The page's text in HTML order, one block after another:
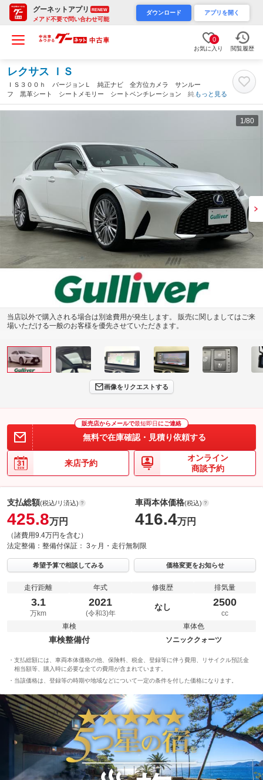
グーネットアプリ RENEW
メアド不要で問い合わせ可能
ダウンロード アプリを開く
0
お気に入り 閲覧履歴
レクサス ＩＳ
ＩＳ３００ｈ バージョンＬ 純正ナビ 全方位カメラ サンルー
フ 黒革シート シートメモリー シートベンチレーション 純正
１９インチアルミホイール 社外前後ドラレコ 社外レーダー コ
ーナーセンサー ＬＥＤヘッドライト ＥＴＣ２．０（岡山県）
もっと見る
1 /80
当店以外で購入される場合は別途費用が発生します。 販売に関しましてはご来
場いただける一般のお客様を優先させていただきます。
画像をリクエストする
販売店からメールで最短即日 にご連絡
無料で在庫確認・見積り依頼する
来店予約
オンライン
商談予約
支払総額(税込/リ済込)
425.8万円
（諸費用9.4万円を含む）
車両本体価格(税込)
416.4万円
法定整備： 整備付保証： 3ヶ月・走行無制限
希望予算で相談してみる 価格変更をお知らせ
走行距離
3.1
万km
年式
2021
(令和3)年
修復歴
なし
排気量
2500
cc
車検
車検整備付
車体色
ソニッククォーツ
支払総額には、車両本体価格の他、保険料、税金、登録等に伴う費用、リサイクル預託金
相当額等、購入時に必要な全ての費用が含まれています。
当該価格は、登録等の時期や地域などについて一定の条件を付した価格になります。